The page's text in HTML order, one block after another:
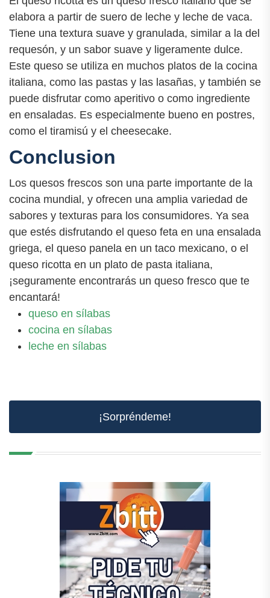
elabora a partir de suero de leche y leche de vaca.
Tiene una textura suave y granulada, similar a la del
requesón, y un sabor suave y ligeramente dulce.
Este queso se utiliza en muchos platos de la cocina
italiana, como las pastas y las lasañas, y también se
puede disfrutar como aperitivo o como ingrediente
en ensaladas. Es especialmente bueno en postres,
como el tiramisú y el cheesecake.
Conclusion
Los quesos frescos son una parte importante de la
cocina mundial, y ofrecen una amplia variedad de
sabores y texturas para los consumidores. Ya sea
que estés disfrutando el queso feta en una ensalada
griega, el queso panela en un taco mexicano, o el
queso ricotta en un plato de pasta italiana,
¡seguramente encontrarás un queso fresco que te
encantará!
queso en sílabas
cocina en sílabas
leche en sílabas
¡Sorpréndeme!